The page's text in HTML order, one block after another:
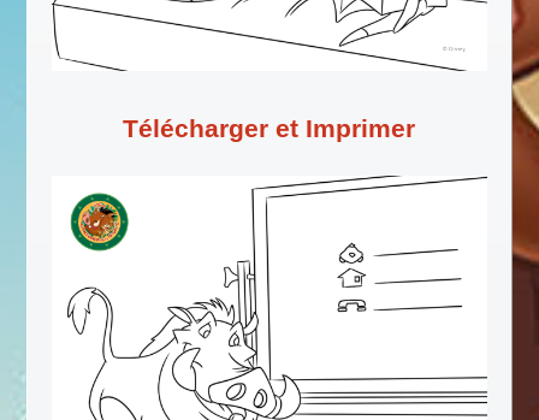
Télécharger et Imprimer